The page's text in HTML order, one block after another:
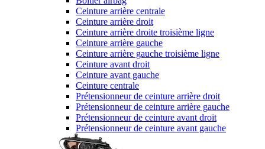
Ceinture arrière centrale
Ceinture arrière droit
Ceinture arrière droite troisième ligne
Ceinture arrière gauche
Ceinture arrière gauche troisième ligne
Ceinture avant droit
Ceinture avant gauche
Ceinture centrale
Prétensionneur de ceinture arrière droit
Prétensionneur de ceinture arrière gauche
Prétensionneur de ceinture avant droit
Prétensionneur de ceinture avant gauche